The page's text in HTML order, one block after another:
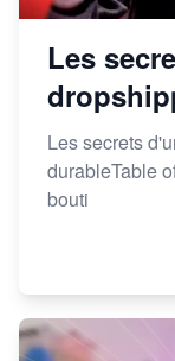
Les
Les secrets
durableTable
bouti